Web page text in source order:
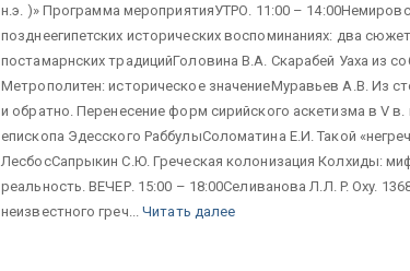
н.э. )» Программа мероприятияУТРО. 11:00 –
позднеегипетских исторических воспоминаниях: два
постамарнских традицийГоловина В.А. Скарабей Уаха из
Метрополитен: историческое значениеМуравьев А.В. Из
и обратно. Перенесение форм сирийского аскетизма в V в.
епископа Эдесского РаббулыСоломатина Е.И. Такой
ЛесбосСапрыкин С.Ю. Греческая колонизация Колхиды:
реальность. ВЕЧЕР. 15:00 – 18:00Селиванова Л.Л. P. Oxy.
неизвестного греч...Читать далее